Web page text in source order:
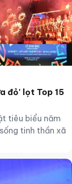
đỏ' lọt Top 15
tiêu biểu năm
tinh thần xã